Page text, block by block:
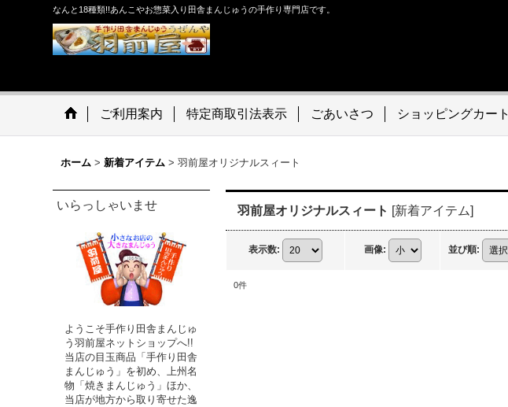
なんと18種類!!あんこやお惣菜入り田舎まんじゅうの手作り専門店です。
ご利用案内 特定商取引法表示 ごあいさつ ショッピングカート
ホーム > 新着アイテム > 羽前屋オリジナルスィート
いらっしゃいませ
ようこそ手作り田舎まんじゅ
う羽前屋ネットショップへ!!
当店の目玉商品「手作り田舎
まんじゅう」を初め、上州名
物「焼きまんじゅう」ほか、
当店が地方から取り寄せた逸
羽前屋オリジナルスィート [新着アイテム]
表示数: 画像: 並び順:
0件